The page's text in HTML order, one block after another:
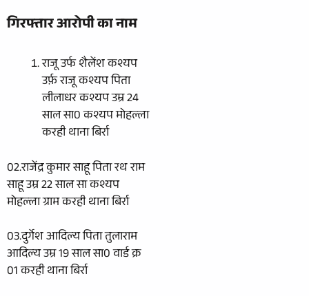
गिरफ्तार आरोपी का नाम
राजू उर्फ शैलेंश कश्यप
उर्फ़ राजू कश्यप पिता
लीलाधर कश्यप उम्र 24
साल सा0 कश्यप मोहल्ला
करही थाना बिर्रा
02.राजेंद्र कुमार साहू पिता रथ राम
साहू उम्र 22 साल सा कश्यप
मोहल्ला ग्राम करही थाना बिर्रा
03.दुर्गेश आदिल्य पिता तुलाराम
आदिल्य उम्र 19 साल सा0 वार्ड क्र
01 करही थाना बिर्रा